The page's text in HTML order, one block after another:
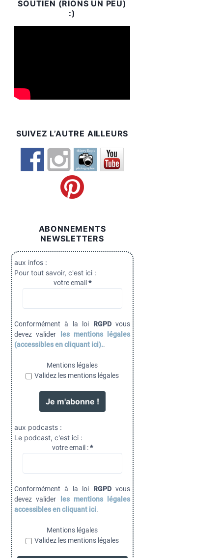
SOUTIEN (RIONS UN PEU)
:)
SUIVEZ L’AUTRE AILLEURS
ABONNEMENTS
NEWSLETTERS
aux infos :
Pour tout savoir, c'est ici :
votre email *
Conformément à la loi RGPDvous
devez valider
les mentions légales
(accessibles en cliquant ici)..
Mentions légales
Validez les mentions légales
aux podcasts :
Le podcast, c'est ici :
votre email :*
Conformément à la loi RGPDvous
devez valider
les mentions légales
accessibles en cliquant ici.
Mentions légales
Validez les mentions légales